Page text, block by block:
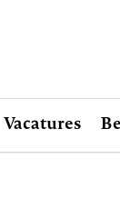
Vacatures